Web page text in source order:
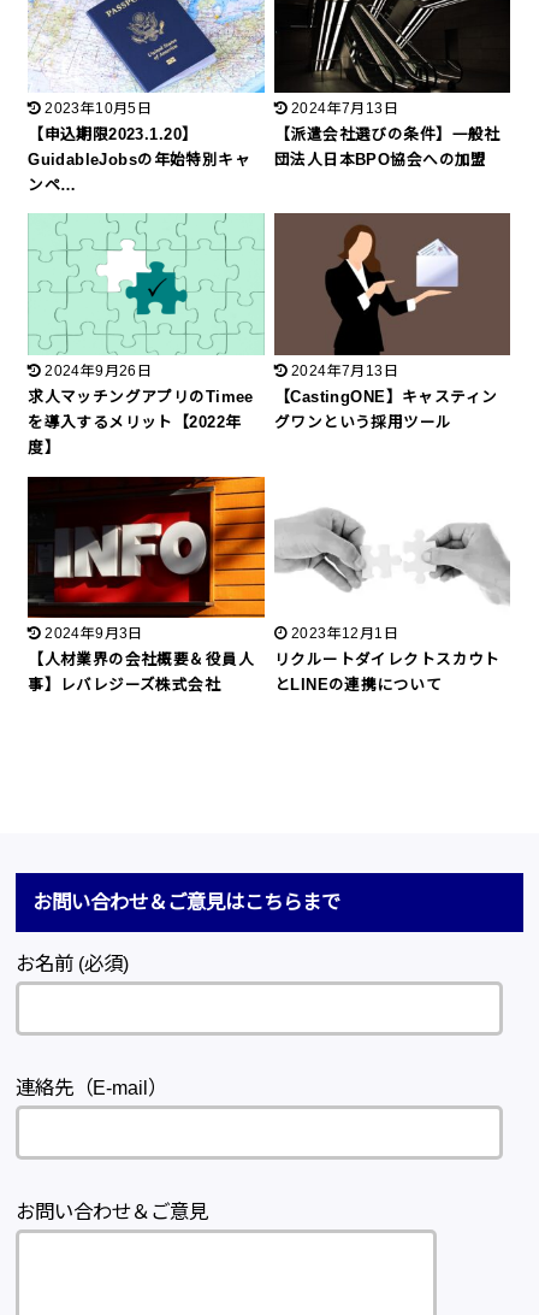
2023年10月5日
【申込期限2023.1.20】
GuidableJobsの年始特別キャ
ンペ…
2024年7月13日
【派遣会社選びの条件】一般社
団法人日本BPO協会への加盟
2024年9月26日
求人マッチングアプリのTimee
を導入するメリット【2022年
度】
2024年7月13日
【CastingONE】キャスティン
グワンという採用ツール
2024年9月3日
【人材業界の会社概要＆役員人
事】レバレジーズ株式会社
2023年12月1日
リクルートダイレクトスカウト
とLINEの連携について
お問い合わせ＆ご意見はこちらまで
お名前 (必須)
連絡先（E-mail）
お問い合わせ＆ご意見